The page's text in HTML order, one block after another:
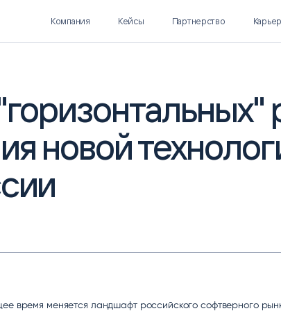
Polymatica EPM
ПЛАНИРОВАНИЕ И
БЮДЖЕТИРОВАНИЕ
SL Soft AI
AI ДЛЯ ГИПЕРАВТОМАТИЗАЦИИ
Компания Кейсы Партнерство
новой
время меняется ландшафт российского софтверного